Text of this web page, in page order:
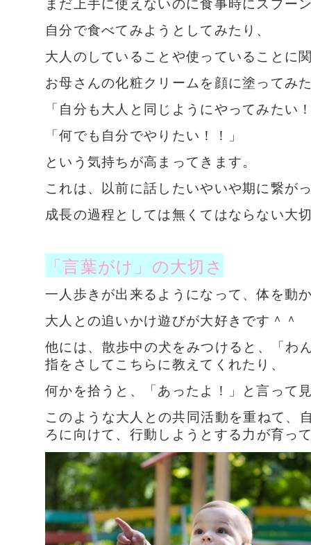
自分で食べてみようとしてみたり、
大人のしていることや使っていることに
お母さんの化粧クリームを顔に塗ってみ
「自分も大人と同じようにやってみたい
「何でも自分でやりたい！！」
という気持ちが高まってきます。
これは、以前に話したいやいや期に繋が
成長の過程としては無くてはならない大
「言葉がけ」の大切さ
一人歩きが出来るようになって、体を動
大人との追いかけ遊びが大好きです＾＾
他には、散歩中の犬をみつけると、
「わ
指をさしてこちらに教えてくれたり、
何かを拾うと、「あったよ！」と言って
このような大人との共同活動を重ねて、
ろに向けて、 行動しようとする力が育っ